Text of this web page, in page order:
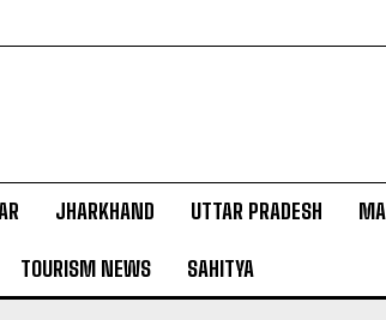
JHARKHAND UTTAR PRADESH
TOURISM NEWS SAHITYA